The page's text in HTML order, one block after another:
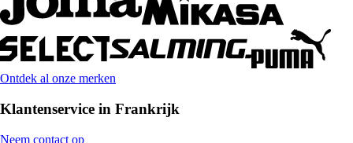
Ontdek al onze merken
Klantenservice in Frankrijk
Neem contact op